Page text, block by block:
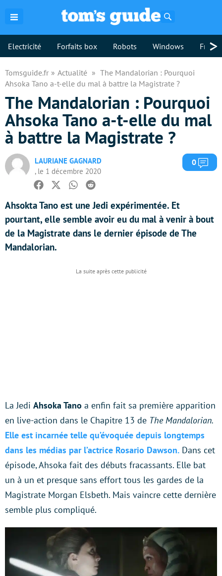
Electricité Forfaits box Robots Windows >
Tomsguide.fr Actualité
The Mandalorian : Pourquoi
Ahsoka Tano a-t-elle du mal à battre la Magistrate ?
The Mandalorian : Pourquoi
Ahsoka Tano a-t-elle du mal
à battre la Magistrate ?
LAURIANE GAGNARD
, le 1 décembre 2020
0
Facebook
TwitterWhatsapp
Reddit
Ahsokta Tano est une Jedi expérimentée. Et
pourtant, elle semble avoir eu du mal à venir à bout
de la Magistrate dans le dernier épisode de The
Mandalorian.
La Jedi Ahsoka Tano a enfin fait sa première apparition
en live-action dans le Chapitre 13 de The Mandalorian.
Elle est incarnée telle qu’évoquée depuis longtemps
dans les médias par l’actrice Rosario Dawson. Dans cet
épisode, Ahsoka fait des débuts fracassants. Elle bat
un à un et presque sans effort tous les gardes de la
Magistrate Morgan Elsbeth. Mais vaincre cette dernière
semble plus compliqué.